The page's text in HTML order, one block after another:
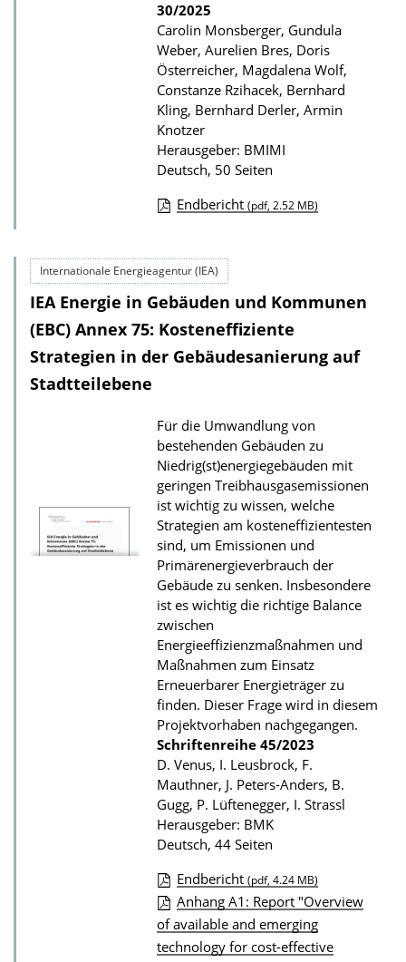
i
o
n
30/2025
Carolin Monsberger, Gundula
Weber, Aurelien Bres, Doris
Österreicher, Magdalena Wolf,
Constanze Rzihacek, Bernhard
Kling, Bernhard Derler, Armin
Knotzer
Herausgeber: BMIMI
Deutsch, 50 Seiten
w
n
l
o
s
z
u
r
P
u
b
l
i
k
a
t
i
o
n
Endbericht (pdf, 2.52 MB)
Internationale Energieagentur (IEA)
IEA Energie in Gebäuden und Kommunen
(EBC) Annex 75: Kosteneffiziente
Strategien in der Gebäudesanierung auf
Stadtteilebene
Für die Umwandlung von
bestehenden Gebäuden zu
Niedrig(st)energiegebäuden mit
geringen Treibhausgasemissionen
ist wichtig zu wissen, welche
Strategien am kosteneffizientesten
sind, um Emissionen und
Primärenergieverbrauch der
Gebäude zu senken. Insbesondere
ist es wichtig die richtige Balance
zwischen
Energieeffizienzmaßnahmen und
Maßnahmen zum Einsatz
Erneuerbarer Energieträger zu
finden. Dieser Frage wird in diesem
Projektvorhaben nachgegangen.
Schriftenreihe 45/2023
D. Venus, I. Leusbrock, F.
Mauthner, J. Peters-Anders, B.
Gugg, P. Lüftenegger, I. Strassl
Herausgeber: BMK
Deutsch, 44 Seiten
D
o
w
Endbericht (pdf, 4.24 MB)
Anhang A1: Report "Overview
of available and emerging
technology for cost-effective